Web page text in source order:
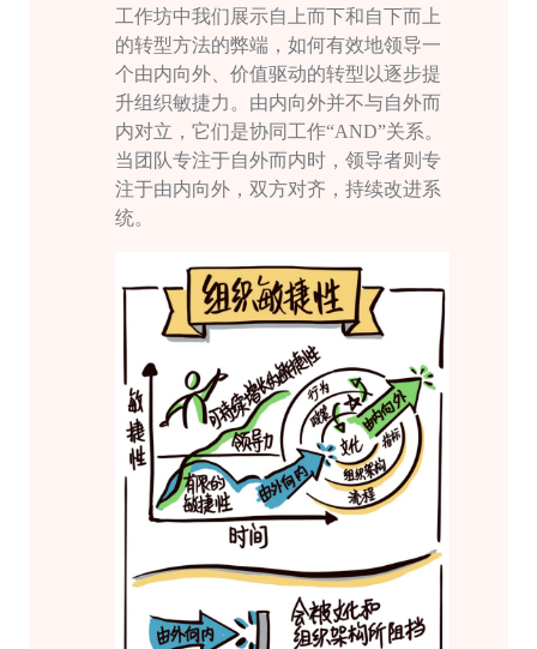
工作坊中我们展示自上而下和自下而上
的转型方法的弊端，如何有效地领导一
个由内向外、价值驱动的转型以逐步提
升组织敏捷力 。由内向外并不与自外而
内对立，它们是协同工作“AND”关系。
当团队专注于自外而内时，领导者则专
注于由内向外，双方对齐，持续改进系
统。